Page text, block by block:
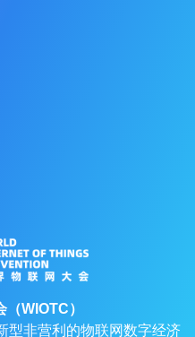
WIOTC）
型非营利的物联网数字经济